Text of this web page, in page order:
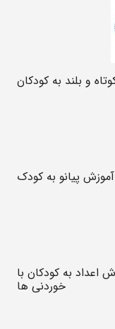
و بلند به کودکان
آموزش پیانو به کودک
اعداد به کودکان با
خوردنی ها